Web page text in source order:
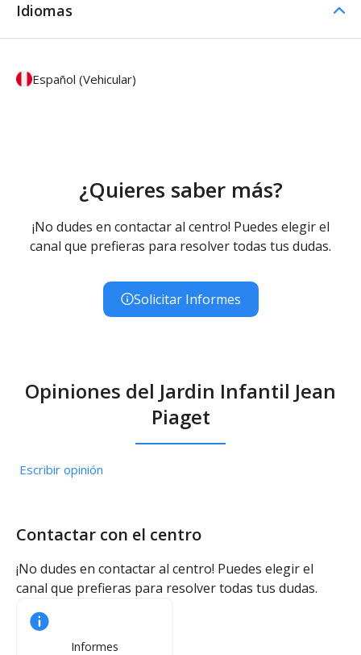
Idiomas
Español (Vehicular)
¿Quieres saber más?
¡No dudes en contactar al centro! Puedes elegir el
canal que prefieras para resolver todas tus dudas.
Solicitar Informes
Opiniones del Jardin Infantil Jean
Piaget
Escribir opinión
Contactar con el centro
¡No dudes en contactar al centro! Puedes elegir el
canal que prefieras para resolver todas tus dudas.
Informes